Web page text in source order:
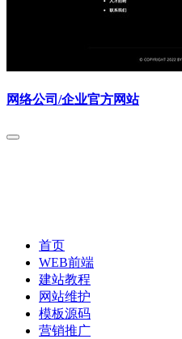
网络公司/企业官方网站
首页
WEB前端
建站教程
网站维护
模板源码
营销推广